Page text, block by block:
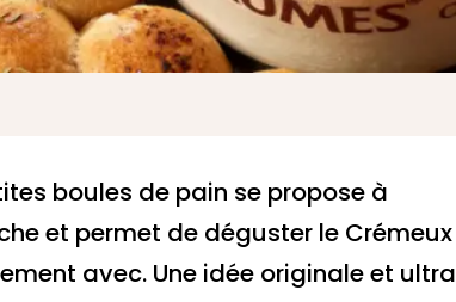
boules de pain se propose à
et permet de déguster le Crémeux
avec. Une idée originale et ultra